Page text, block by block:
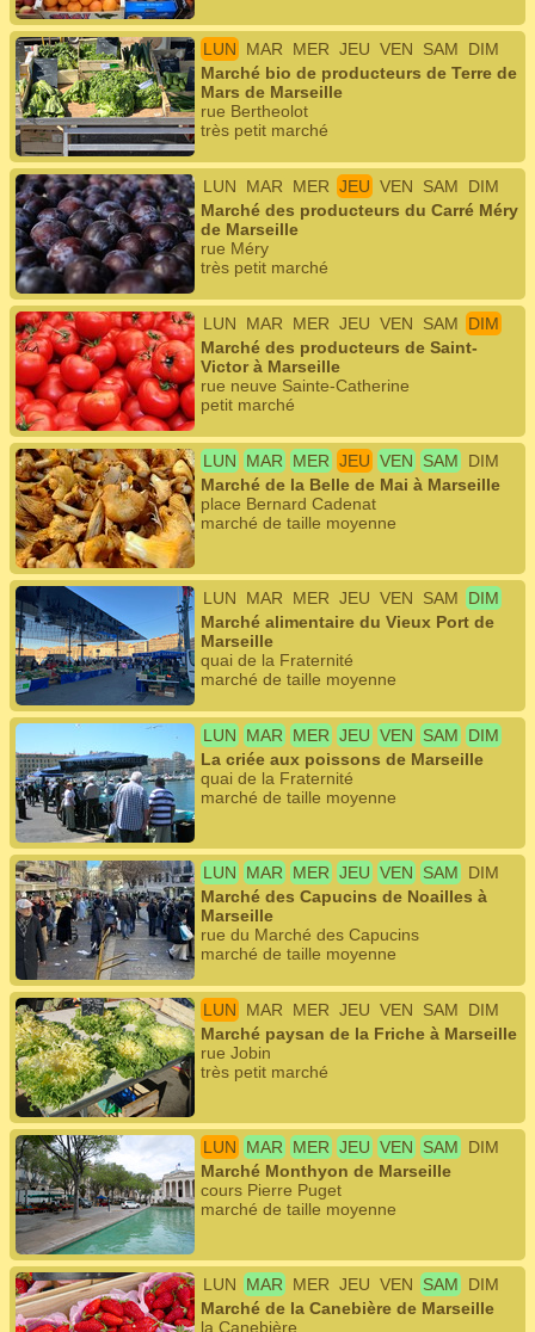
LUN MAR MER JEU VEN SAM
DIM
Marché bio de producteurs de Terre de
Mars de Marseille
rue Bertheolot
très petit marché
LUN MAR MER JEU VEN SAM
DIM
Marché des producteurs du Carré Méry
de Marseille
rue Méry
très petit marché
LUN MAR MER JEU VEN SAM
DIM
Marché des producteurs de Saint-
Victor à Marseille
rue neuve Sainte-Catherine
petit marché
LUN MAR MER JEU VEN SAM
DIM
Marché de la Belle de Mai à Marseille
place Bernard Cadenat
marché de taille moyenne
LUN MAR MER JEU VEN SAM
DIM
Marché alimentaire du Vieux Port de
Marseille
quai de la Fraternité
marché de taille moyenne
LUN MAR MER JEU VEN SAM
DIM
La criée aux poissons de Marseille
quai de la Fraternité
marché de taille moyenne
LUN MAR MER JEU VEN SAM
DIM
Marché des Capucins de Noailles à
Marseille
rue du Marché des Capucins
marché de taille moyenne
LUN MAR MER JEU VEN SAM
DIM
Marché paysan de la Friche à Marseille
rue Jobin
très petit marché
LUN MAR MER JEU VEN SAM
DIM
Marché Monthyon de Marseille
cours Pierre Puget
marché de taille moyenne
LUN MAR MER JEU VEN SAM
DIM
Marché de la Canebière de Marseille
la Canebière